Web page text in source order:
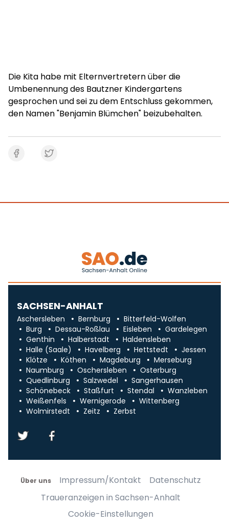
Die Kita habe mit Elternvertretern über die
Umbenennung des Bautzner Kindergartens
gesprochen und sei zu dem Entschluss gekommen,
den Namen "Benjamin Blümchen" beizubehalten.
SACHSEN-ANHALT
Aschersleben Bernburg
Bitterfeld-Wolfen
Burg
Dessau-Roßlau Eisleben
Gardelegen
Genthin
Halberstadt
Haldensleben
Halle (Saale)
Havelberg Hettstedt
Jessen
Klötze
Köthen Magdeburg
Merseburg
Naumburg
Oschersleben
Osterburg
Quedlinburg
Salzwedel
Sangerhausen
Schönebeck
Staßfurt Stendal
Wanzleben
Weißenfels
Wernigerode
Wittenberg
Wolmirstedt
Zeitz Zerbst
Über uns Impressum/Kontakt
Datenschutz
Traueranzeigen in Sachsen-Anhalt
Cookie-Einstellungen